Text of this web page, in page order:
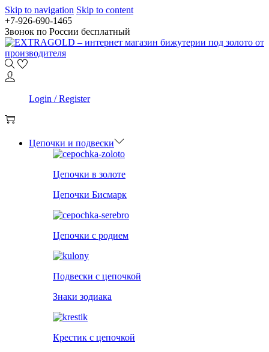
Skip to navigation Skip to content
+7-926-690-1465
Звонок по России бесплатный
Login / Register
Цепочки и подвески
Цепочки в золоте
Цепочки Бисмарк
Цепочки с родием
Подвески с цепочкой
Знаки зодиака
Крестик с цепочкой